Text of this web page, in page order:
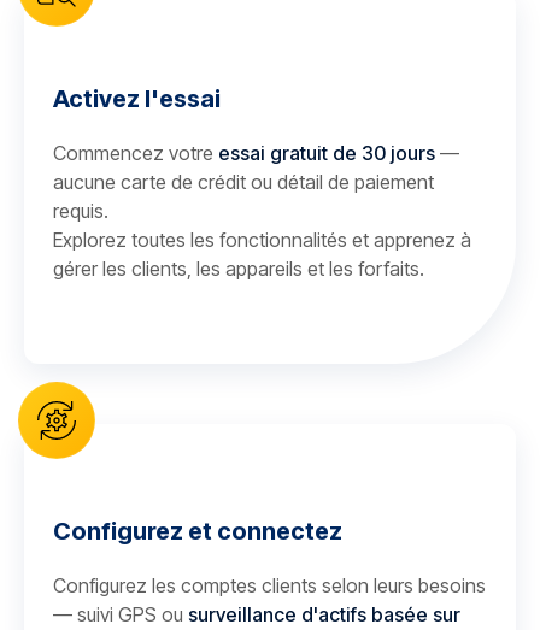
Activez l'essai
Commencez votre essai gratuit de 30 jours —
aucune carte de crédit ou détail de paiement
requis.
Explorez toutes les fonctionnalités et apprenez à
gérer les clients, les appareils et les forfaits.
Configurez et connectez
Configurez les comptes clients selon leurs besoins
— suivi GPS ou surveillance d'actifs basée sur